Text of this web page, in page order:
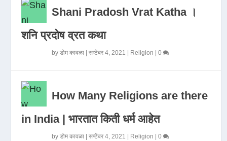
Shani Pradosh Vrat Katha ।
शनि प्रदोष व्रत कथा
byडोम कावळा |सप्टेंबर 4, 2021 Religion |0
How Many Religions are there
in India | भारतात किती धर्म आहेत
byडोम कावळा |सप्टेंबर 4, 2021 Religion |0